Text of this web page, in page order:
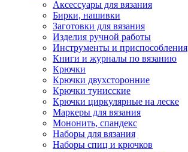
Аксессуары для вязания
Бирки, нашивки
Заготовки для вязания
Изделия ручной работы
Инструменты и приспособления
Книги и журналы по вязанию
Крючки
Крючки двухсторонние
Крючки тунисские
Крючки циркулярные на леске
Маркеры для вязания
Мононить, спандекс
Наборы для вязания
Наборы спиц и крючков